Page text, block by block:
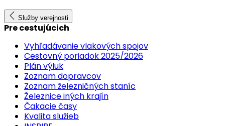
Služby verejnosti
Pre cestujúcich
Vyhľadávanie vlakových spojov
Cestovný poriadok 2025/2026
Plán výluk
Zoznam dopravcov
Zoznam železničných staníc
Železnice iných krajín
Čakacie časy
Kvalita služieb